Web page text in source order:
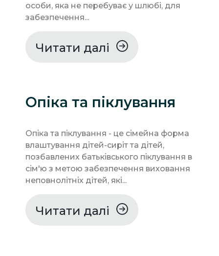
особи, яка не перебуває у шлюбі, для
забезпечення...
Читати далі
Опіка та піклування
Опіка та піклування - це сімейна форма
влаштування дітей-сиріт та дітей,
позбавлених батьківського піклування в
сім'ю з метою забезпечення виховання
неповнолітніх дітей, які...
Читати далі